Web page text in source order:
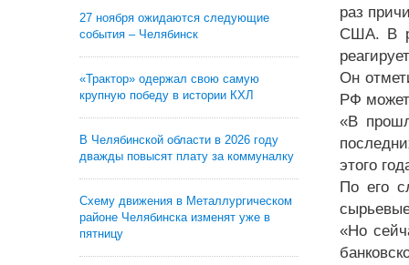
27 ноября ожидаются следующие
события – Челябинск
«Трактор» одержал свою самую
крупную победу в истории КХЛ
В Челябинской области в 2026 году
дважды повысят плату за коммуналку
Схему движения в Металлургическом
районе Челябинска изменят уже в
пятницу
раз
США. В
Он
РФ
«В
этого
По его
«Но